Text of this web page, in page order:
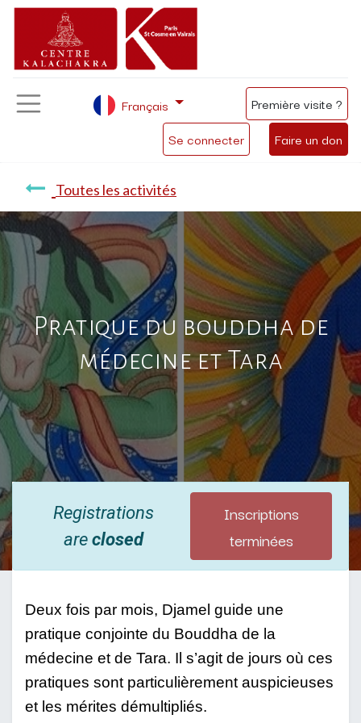
Se connecter Faire un don
Français Première visite ?
Toutes les activités
Pratique du bouddha de
médecine et Tara
Registrations
areclosed
Inscriptions
terminées
Deux fois par mois, Djamel guide une
pratique conjointe du Bouddha de la
médecine et de Tara. Il s’agit de jours où ces
pratiques sont particulièrement auspicieuses
et les mérites démultipliés.